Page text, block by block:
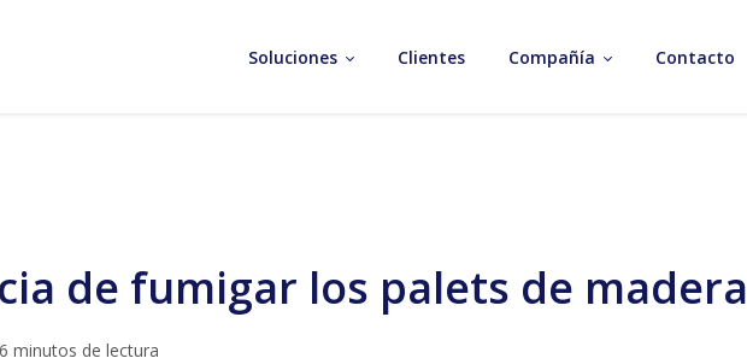
Soluciones Clientes Compañía Contacto
de fumigar los palets de madera
6 minutos de lectura